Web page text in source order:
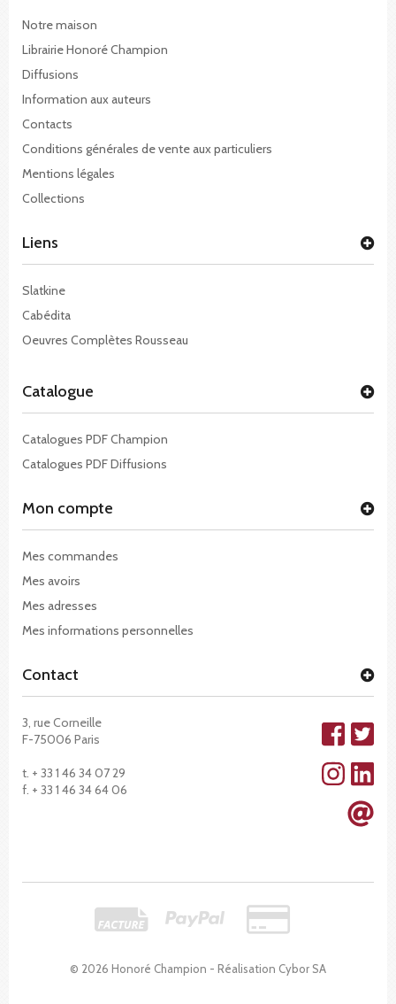
Notre maison
Librairie Honoré Champion
Diffusions
Information aux auteurs
Contacts
Conditions générales de vente aux particuliers
Mentions légales
Collections
© 2026 Honoré Champion - Réalisation Cybor SA
Liens
Slatkine
Cabédita
Oeuvres Complètes Rousseau
Catalogue
Catalogues PDF Champion
Catalogues PDF Diffusions
Mon compte
Mes commandes
Mes avoirs
Mes adresses
Mes informations personnelles
Contact
3, rue Corneille
F-75006 Paris
t. + 33 1 46 34 07 29
f. + 33 1 46 34 64 06